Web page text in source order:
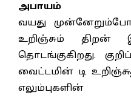
அபாயம்
வயது
உறிஞ்சும் திறன்
தொடங்குகிறது.
வைட்டமின் டி